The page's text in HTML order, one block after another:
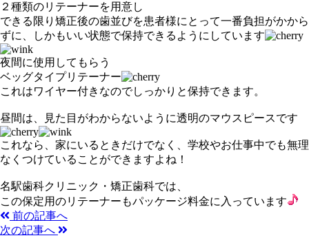
２種類のリテーナーを用意し
できる限り矯正後の歯並びを患者様にとって一番負担がかから
ずに、しかもいい状態で保持できるようにしています
夜間に使用してもらう
ベッグタイプリテーナー
これはワイヤー付きなのでしっかりと保持できます。
昼間は、見た目がわからないように透明のマウスピースです
これなら、家にいるときだけでなく、学校やお仕事中でも無理
なくつけていることができますよね！
名駅歯科クリニック・矯正歯科では、
この保定用のリテーナーもパッケージ料金に入っています
前の記事へ
次の記事へ